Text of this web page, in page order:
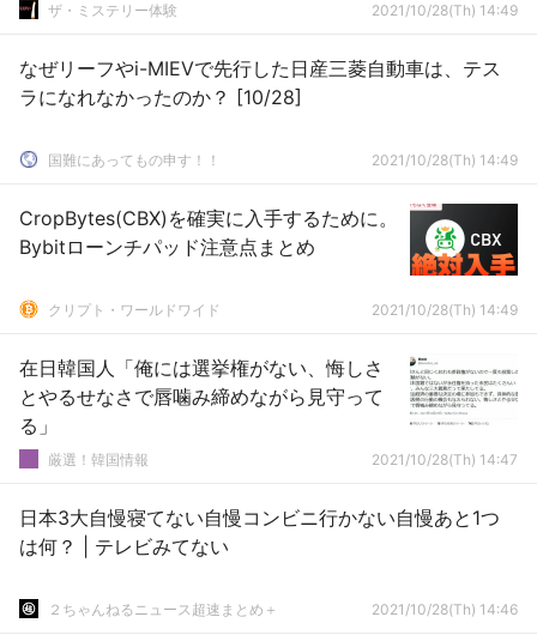
ザ・ミステリー体験 2021/10/28(Th) 14:49
なぜリーフやi-MIEVで先行した日産三菱自動車は、テス
ラになれなかったのか？ [10/28]
国難にあってもの申す！！ 2021/10/28(Th) 14:49
CropBytes(CBX)を確実に入手するために。
Bybitローンチパッド注意点まとめ
クリプト・ワールドワイド 2021/10/28(Th) 14:49
在日韓国人「俺には選挙権がない、悔しさ
とやるせなさで唇噛み締めながら見守って
る」
厳選！韓国情報 2021/10/28(Th) 14:47
日本3大自慢寝てない自慢コンビニ行かない自慢あと1つ
は何？ | テレビみてない
２ちゃんねるニュース超速まとめ＋ 2021/10/28(Th) 14:46